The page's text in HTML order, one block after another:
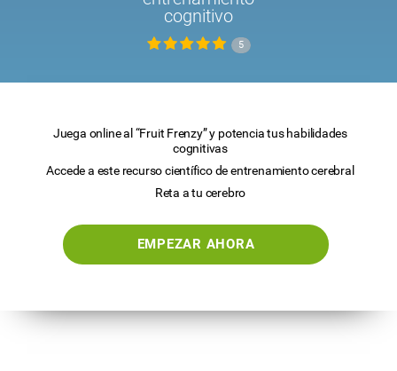
cognitivo
5
Juega online al “Fruit Frenzy” y potencia tus habilidades
cognitivas
Accede a este recurso científico de entrenamiento cerebral
Reta a tu cerebro
EMPEZAR AHORA